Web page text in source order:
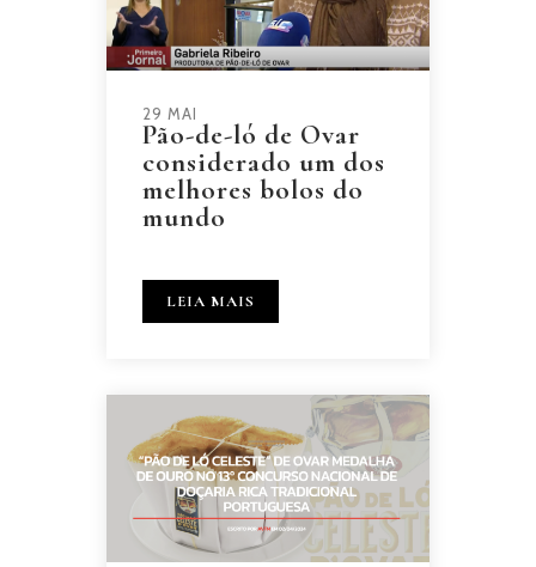
29 MAI
Pão-de-ló de Ovar
considerado um dos
melhores bolos do
mundo
LEIA MAIS